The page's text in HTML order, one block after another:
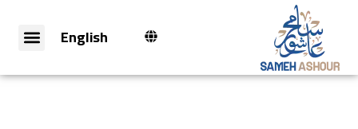
English